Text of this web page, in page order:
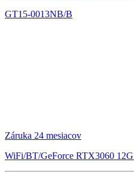
GT15-0013NB/B
Záruka 24 mesiacov
WiFi/BT/GeForce RTX3060